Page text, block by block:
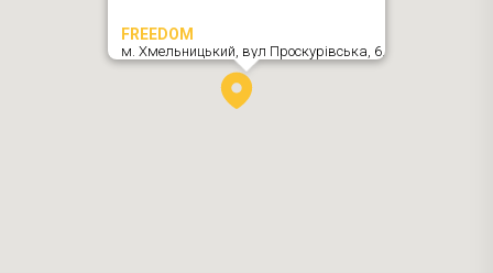
FREEDOM
м. Хмельницький, вул Проскурівська, 6,